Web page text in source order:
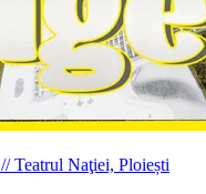
//Teatrul Naţiei, Ploiești